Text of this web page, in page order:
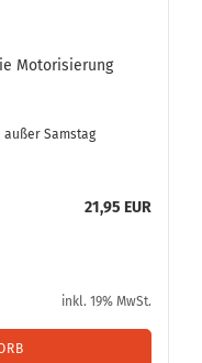
Mo­to­ri­sie­rung
außer Samstag
21,95 EUR
inkl. 19% MwSt.